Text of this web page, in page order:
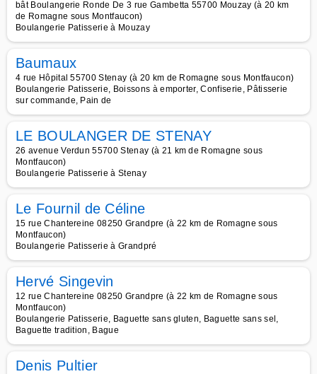
bât Boulangerie Ronde De 3 rue Gambetta 55700 Mouzay (à 20 km
de Romagne sous Montfaucon)
Boulangerie Patisserie à Mouzay
Baumaux
4 rue Hôpital 55700 Stenay (à 20 km de Romagne sous Montfaucon)
Boulangerie Patisserie, Boissons à emporter, Confiserie, Pâtisserie
sur commande, Pain de
LE BOULANGER DE STENAY
26 avenue Verdun 55700 Stenay (à 21 km de Romagne sous
Montfaucon)
Boulangerie Patisserie à Stenay
Le Fournil de Céline
15 rue Chantereine 08250 Grandpre (à 22 km de Romagne sous
Montfaucon)
Boulangerie Patisserie à Grandpré
Hervé Singevin
12 rue Chantereine 08250 Grandpre (à 22 km de Romagne sous
Montfaucon)
Boulangerie Patisserie, Baguette sans gluten, Baguette sans sel,
Baguette tradition, Bague
Denis Pultier